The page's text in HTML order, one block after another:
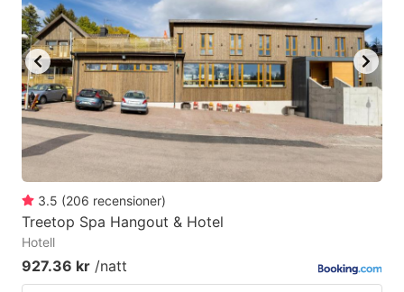
3.5 (206 recensioner)
Treetop Spa Hangout & Hotel
Hotell
927.36 kr /natt